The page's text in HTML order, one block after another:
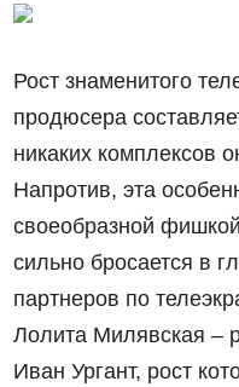
Рост знаменитого
продюсера
никаких комплексов
Напротив, эта
своеобразной
сильно бросается в
партнеров по
Лолита Милявская –
Иван Ургант, рост